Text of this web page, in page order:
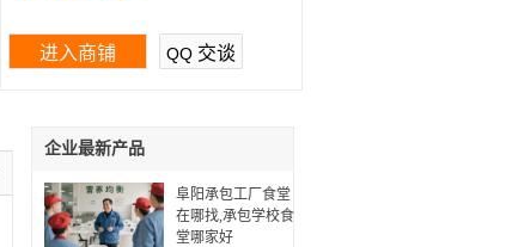
进入商铺 QQ 交谈
企业最新产品
阜阳承包工厂食堂
在哪找,承包学校食
堂哪家好